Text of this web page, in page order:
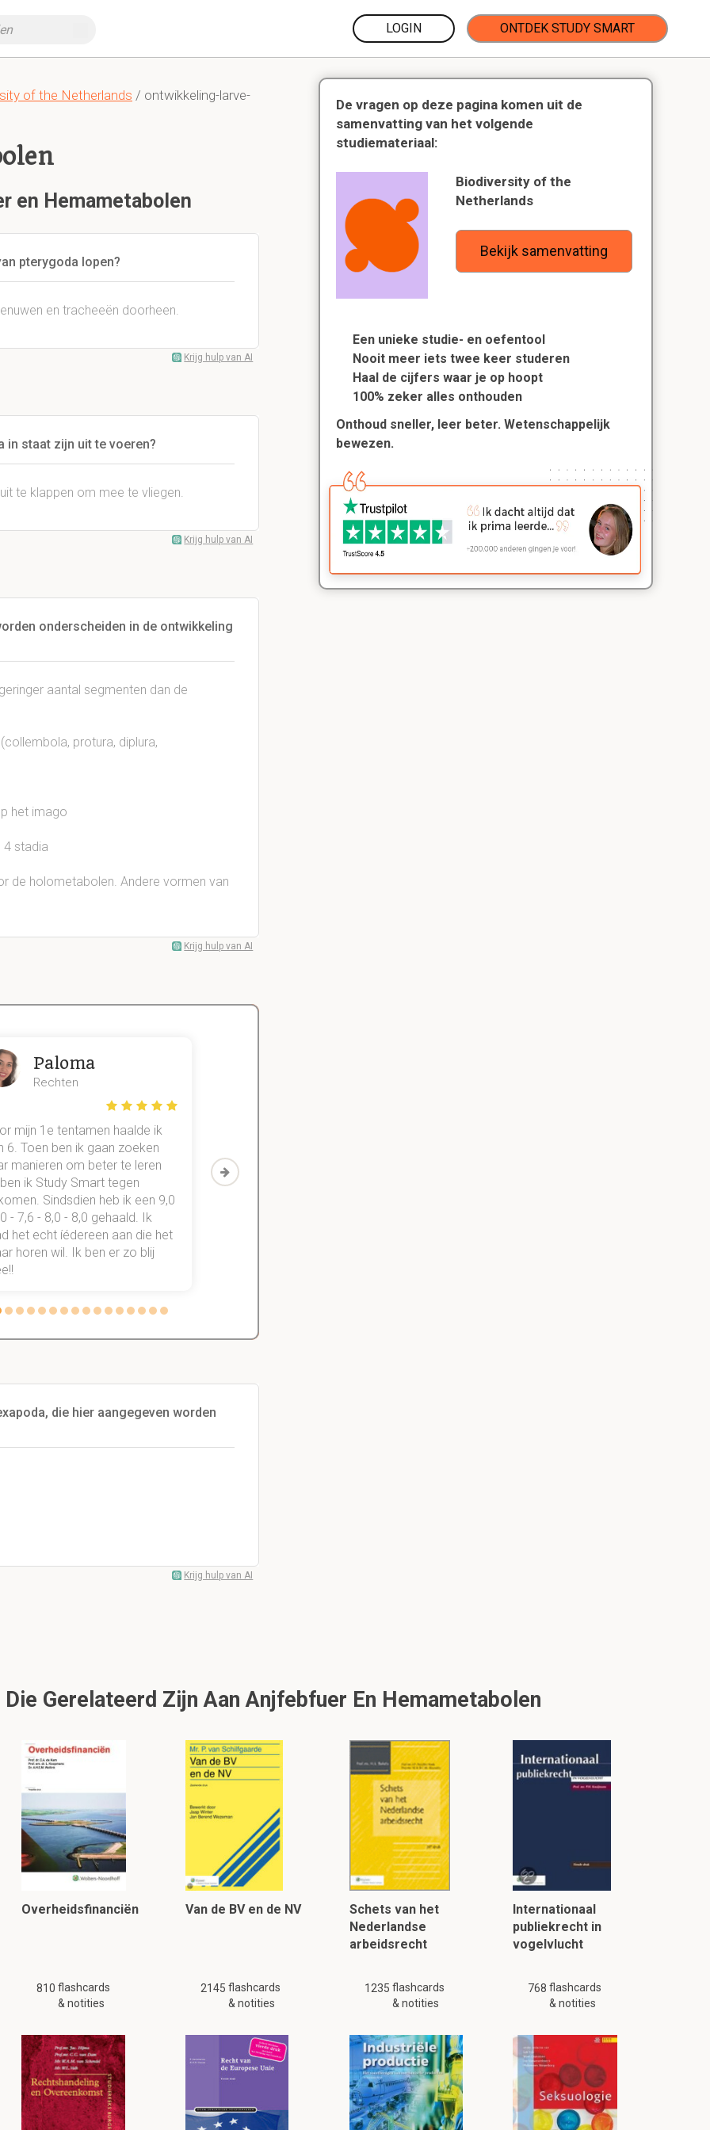
LOGIN ONTDEK STUDY SMART
of the Netherlands / ontwikkeling-larve-
en Hemametabolen
pterygoda lopen?
en tracheeën doorheen.
Krijg hulp van AI
in staat zijn uit te voeren?
te klappen om mee te vliegen.
Krijg hulp van AI
onderscheiden in de ontwikkeling
aantal segmenten dan de
protura, diplura,
het imago
stadia
de holometabolen. Andere vormen van
Krijg hulp van AI
Paloma
Rechten
mijn 1e tentamen haalde ik
6. Toen ben ik gaan zoeken
manieren om beter te leren
ik Study Smart tegen
Sindsdien heb ik een 9,0
- 7,6 - 8,0 - 8,0 gehaald. Ik
het echt íédereen aan die het
horen wil. Ik ben er zo blij
vakken. Sinds ik mijn
aantekeningen digitaal maak in
die hier aangegeven worden
Krijg hulp van AI
De vragen op deze pagina komen uit de
samenvatting van het volgende
studiemateriaal:
Biodiversity of the
Netherlands
Bekijk samenvatting
Een unieke studie- en oefentool
Nooit meer iets twee keer studeren
Haal de cijfers waar je op hoopt
100% zeker alles onthouden
Onthoud sneller, leer beter. Wetenschappelijk
bewezen.
Gerelateerd Zijn Aan Anjfebfuer En Hemametabolen
Overheidsfinanciën
810 flashcards
& notities
Van de BV en de NV
2145 flashcards
& notities
Schets van het
Nederlandse
arbeidsrecht
1235 flashcards
& notities
Internationaal
publiekrecht in
vogelvlucht
768 flashcards
& notities